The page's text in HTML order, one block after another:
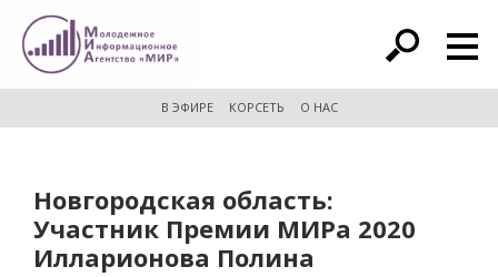
расширенный поиск
В ЭФИРЕ КОРСЕТЬ О НАС
Новгородская область:
Участник Премии МИРа 2020
Илларионова Полина